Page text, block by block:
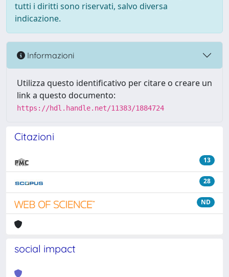
tutti i diritti sono riservati, salvo diversa
indicazione.
Informazioni
Utilizza questo identificativo per citare o creare un
link a questo documento:
https://hdl.handle.net/11383/1884724
Citazioni
13
28
ND
social impact